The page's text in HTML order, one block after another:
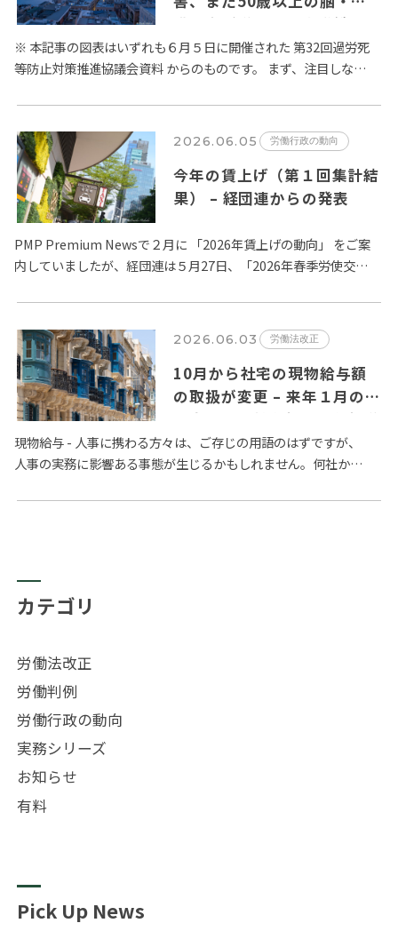
臓疾患が増加 – 厚生労働省
過労死等防止対策推進協議会
の議論から
※ 本記事の図表はいずれも６月５日に開催された 第32回過労死
等防止対策推進協議会資料 からのものです。 まず、注目しなけ
…
2026.06.05 労働行政の動向
今年の賃上げ（第１回集計結
果） – 経団連からの発表
PMP Premium Newsで２月に 「2026年賃上げの動向」 をご案
内していましたが、経団連は５月27日、「2026年春季労使交
2026.06.03 労働法改正
10月から社宅の現物給与額
の取扱が変更 – 来年１月の
月変による社会保険料負担増
の可能性も?
現物給与 - 人事に携わる方々は、ご存じの用語のはずですが、
人事の実務に影響ある事態が生じるかもしれません。何社かに
に情報と…
カテゴリ
労働法改正
労働判例
労働行政の動向
実務シリーズ
お知らせ
有料
Pick Up News